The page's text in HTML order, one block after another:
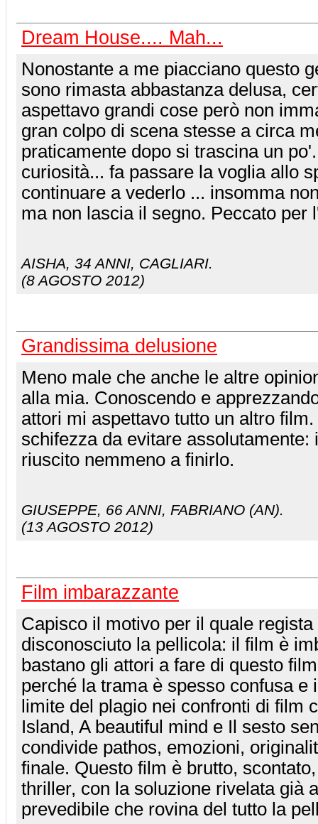
Dream House.... Mah...
Nonostante a me piacciano questo
sono rimasta abbastanza delusa,
aspettavo grandi cose però non
gran colpo di scena stesse a circa
praticamente dopo si trascina un
curiosità... fa passare la voglia allo
continuare a vederlo ... insomma
ma non lascia il segno. Peccato per
AISHA, 34 ANNI, CAGLIARI.
(8 AGOSTO 2012)
Grandissima delusione
Meno male che anche le altre
alla mia. Conoscendo e
attori mi aspettavo tutto un altro
schifezza da evitare assolutamente:
riuscito nemmeno a finirlo.
GIUSEPPE, 66 ANNI, FABRIANO (AN).
(13 AGOSTO 2012)
Film imbarazzante
Capisco il motivo per il quale
disconosciuto la pellicola: il film è
bastano gli attori a fare di questo
perché la trama è spesso confusa e
limite del plagio nei confronti di film
Island, A beautiful mind e Il sesto
condivide pathos, emozioni,
finale. Questo film è brutto,
thriller, con la soluzione rivelata già
prevedibile che rovina del tutto la